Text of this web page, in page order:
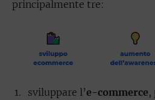
principalmente tre:
sviluppare l’e-commerce,